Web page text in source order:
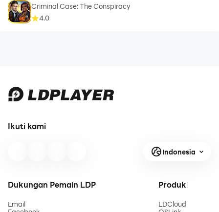
Criminal Case: The Conspiracy
4.0
Ikuti kami
Indonesia
Dukungan Pemain LDP
Email
Produk
LDCloud